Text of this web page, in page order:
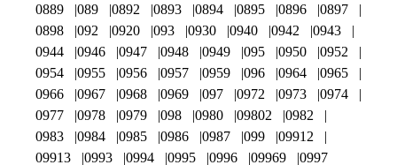
0889
089 0892 0893 0894 0895 0896
0897
0898
092 0920 093 0930 0940 0942
0943
0944
0946 0947 0948 0949 095 0950
0952
0954
0955 0956 0957 0959 096 0964
0965
0966
0967 0968 0969 097 0972 0973
0974
0977
0978 0979 098 0980 09802
0982
0983
0984 0985 0986 0987 099
09912
09913
0993 0994 0995 0996 09969 0997